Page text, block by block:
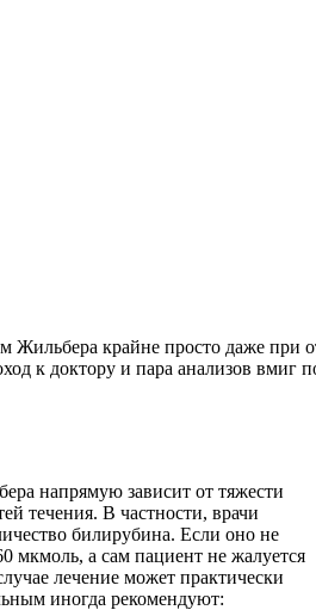
Жильбера крайне просто даже при
к доктору и пара анализов вмиг
напрямую зависит от тяжести
течения. В частности, врачи
билирубина. Если оно не
мкмоль, а сам пациент не жалуется
лечение может практически
иногда рекомендуют: